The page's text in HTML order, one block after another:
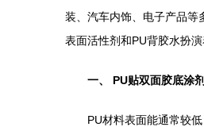
装、汽车内饰、电子产品等
表面活性剂和PU背胶水扮演
一、 PU贴双面胶底涂
PU材料表面能通常较